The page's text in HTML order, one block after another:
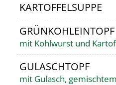
KARTOFFELSUPPE
GRÜNKOHLEINTOPF
mit Kohlwurst und
GULASCHTOPF
mit Gulasch,